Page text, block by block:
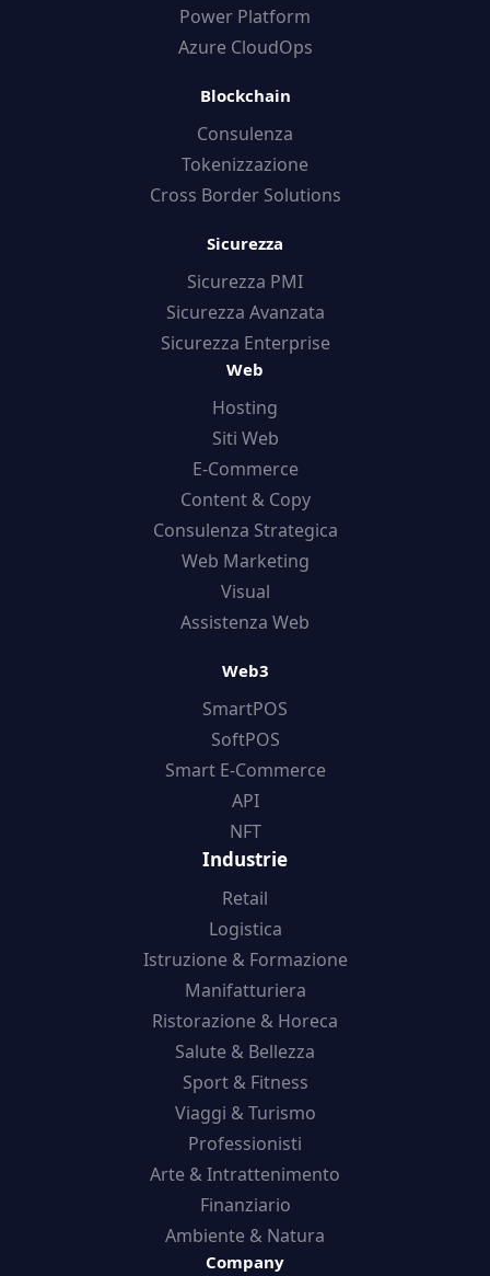
Power Platform
Azure CloudOps
Blockchain
Consulenza
Tokenizzazione
Cross Border Solutions
Sicurezza
Sicurezza PMI
Sicurezza Avanzata
Sicurezza Enterprise
Web
Hosting
Siti Web
E-Commerce
Content & Copy
Consulenza Strategica
Web Marketing
Visual
Assistenza Web
Web3
SmartPOS
SoftPOS
Smart E-Commerce
API
NFT
Industrie
Retail
Logistica
Istruzione & Formazione
Manifatturiera
Ristorazione & Horeca
Salute & Bellezza
Sport & Fitness
Viaggi & Turismo
Professionisti
Arte & Intrattenimento
Finanziario
Ambiente & Natura
Company